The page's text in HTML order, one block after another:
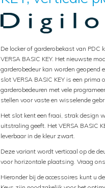
De locker of garderobekast van
VERSA BASIC KEY. Het nieuwste
garderobedeur kan worden geopend
slot VERSA BASIC KEY is een
garderobedeuren met vele
stellen voor vaste en wisselende
Het slot kent een fraai, strak design
uitstraling geeft. Het VERSA BASIC
leverbaar in de kleur zwart.
Deze variant wordt verticaal op de
voor horizontale plaatsing. Vraag
Hieronder bij de accessoires kunt u